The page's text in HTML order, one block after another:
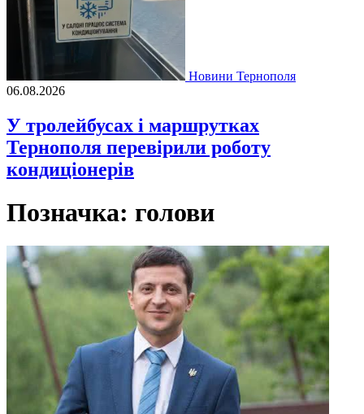
Новини Тернополя
06.08.2026
У тролейбусах і маршрутках
Тернополя перевірили роботу
кондиціонерів
Позначка: голови